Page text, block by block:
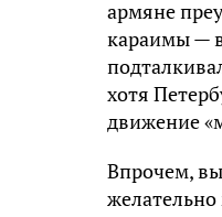
армяне
караимы —
хотя
движение
Впрочем,